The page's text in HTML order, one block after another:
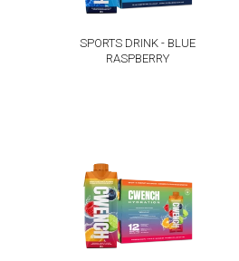
SPORTS DRINK - BLUE
RASPBERRY